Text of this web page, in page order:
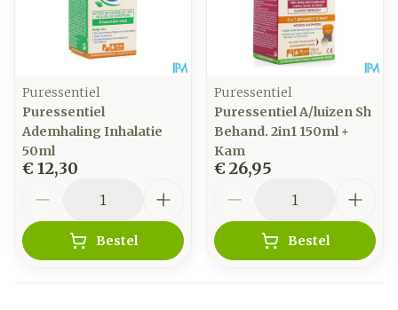
Puressentiel
Puressentiel
Ademhaling Inhalatie
50ml
€ 12,30
Bestel
Puressentiel
Puressentiel A/luizen Sh
Behand. 2in1 150ml +
Kam
€ 26,95
Bestel